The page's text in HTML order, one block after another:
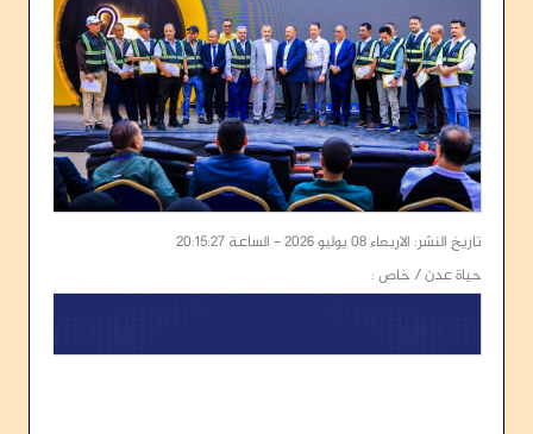
تاريخ النشر: الاربعاء 08 يوليو 2026 - الساعة 20:15:27
حياة عدن / خاص :